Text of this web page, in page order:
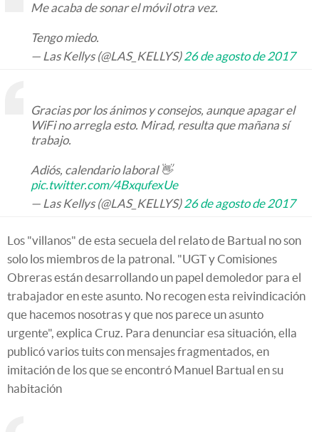
Me acaba de sonar el móvil otra vez.
Tengo miedo.
— Las Kellys (@LAS_KELLYS)26 de agosto de 2017
Gracias por los ánimos y consejos, aunque apagar el
WiFi no arregla esto. Mirad, resulta que mañana sí
trabajo.
Adiós, calendario laboral 👋
pic.twitter.com/4BxqufexUe
— Las Kellys (@LAS_KELLYS)26 de agosto de 2017
Los "villanos" de esta secuela del relato de Bartual no son
solo los miembros de la patronal. "UGT y Comisiones
Obreras están desarrollando un papel demoledor para el
trabajador en este asunto. No recogen esta reivindicación
que hacemos nosotras y que nos parece un asunto
urgente", explica Cruz. Para denunciar esa situación, ella
publicó varios tuits con mensajes fragmentados, en
imitación de los que se encontró Manuel Bartual en su
habitación